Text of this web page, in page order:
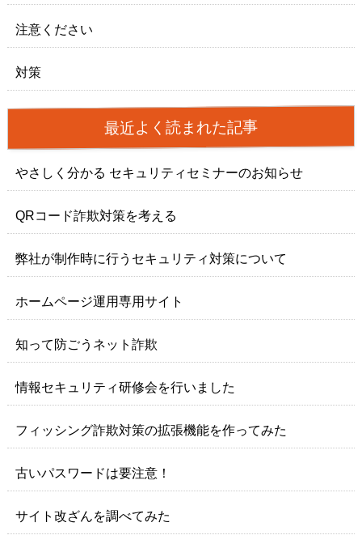
注意ください
対策
最近よく読まれた記事
やさしく分かる セキュリティセミナーのお知らせ
QRコード詐欺対策を考える
弊社が制作時に行うセキュリティ対策について
ホームページ運用専用サイト
知って防ごうネット詐欺
情報セキュリティ研修会を行いました
フィッシング詐欺対策の拡張機能を作ってみた
古いパスワードは要注意！
サイト改ざんを調べてみた